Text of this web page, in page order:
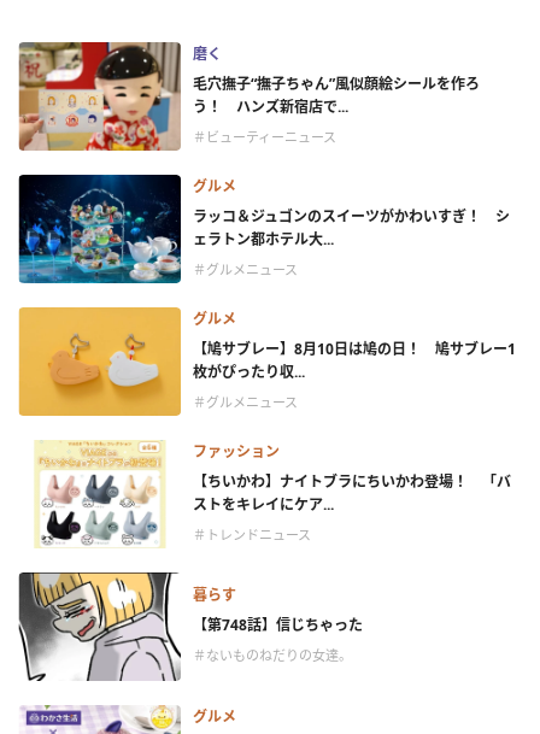
磨く
毛穴撫子“撫子ちゃん”風似顔絵シールを作ろ
う！ ハンズ新宿店で...
＃ビューティーニュース
グルメ
ラッコ＆ジュゴンのスイーツがかわいすぎ！ シ
ェラトン都ホテル大...
＃グルメニュース
グルメ
【鳩サブレー】8月10日は鳩の日！ 鳩サブレー1
枚がぴったり収...
＃グルメニュース
ファッション
【ちいかわ】ナイトブラにちいかわ登場！ 「バ
ストをキレイにケア...
＃トレンドニュース
暮らす
【第748話】信じちゃった
＃ないものねだりの女達。
グルメ